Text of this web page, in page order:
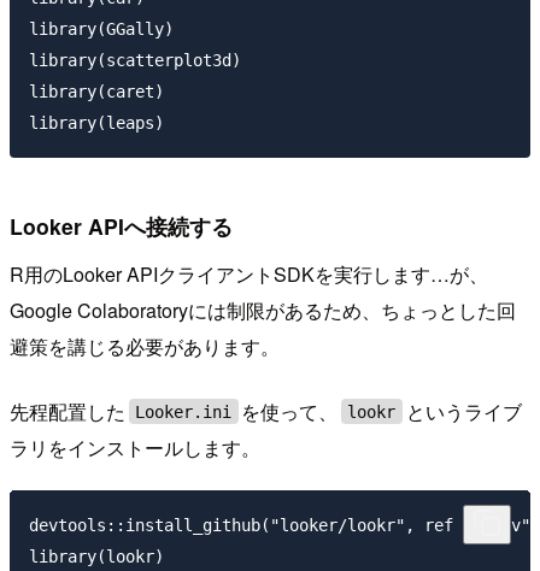
library(GGally)
library(scatterplot3d)
library(caret)
Looker APIへ接続する
R用のLooker APIクライアントSDKを実行します…が、
Google Colaboratoryには制限があるため、ちょっとした回
避策を講じる必要があります。
先程配置した Looker.ini を使って、 lookr
というライブ
ラリをインストールします。
devtools::install_github("looker/lookr", ref = "dev",
library(lookr)